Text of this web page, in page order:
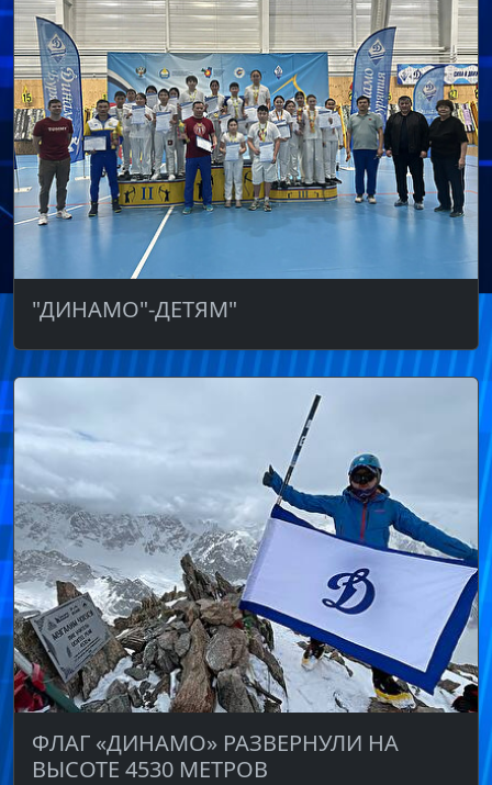
"ДИНАМО"-ДЕТЯМ"
ФЛАГ «ДИНАМО» РАЗВЕРНУЛИ НА
ВЫСОТЕ 4530 МЕТРОВ